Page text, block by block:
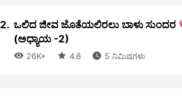
2. ಒಲಿದ ಜೀವ ಜೊತೆಯಲಿರಲು ಬಾಳು ಸುಂದರ
(ಅಧ್ಯಾಯ -2)
 26K+  4.8  5 ನಿಮಿಷಗಳು